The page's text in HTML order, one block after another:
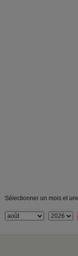
Sélectionner un mois et